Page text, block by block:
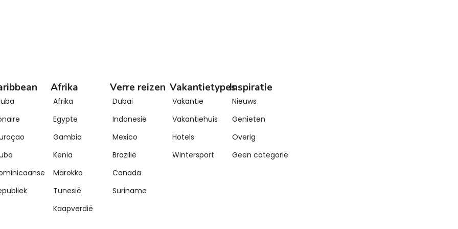
Afrika
Afrika
Egypte
Gambia
Kenia
Marokko
Tunesië
Kaapverdië
Verre reizen
Dubai
Indonesië
Mexico
Brazilië
Canada
Suriname
Vakantietypes
Vakantie
Vakantiehuis
Hotels
Wintersport
Inspiratie
Nieuws
Genieten
Overig
Geen categorie